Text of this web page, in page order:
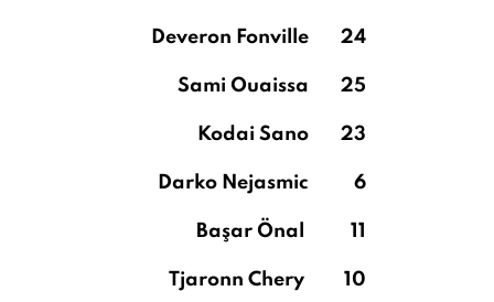
Deveron Fonville 24
Sami Ouaissa 25
Kodai Sano 23
Darko Nejasmic 6
Başar Önal 11
Tjaronn Chery 10